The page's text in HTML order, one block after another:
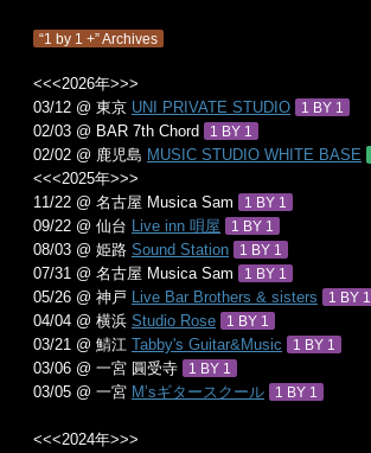
“1 by 1 +” Archives
<<<2026年>>>
03/12 @ 東京 UNI PRIVATE STUDIO 1 BY 1
02/03 @ BAR 7th Chord 1 BY 1
02/02 @ 鹿児島 MUSIC STUDIO WHITE BASE
<<<2025年>>>
11/22 @ 名古屋 Musica Sam
1 BY 1
09/22 @ 仙台 Live inn 唄屋 1 BY 1
08/03 @ 姫路 Sound Station 1 BY 1
07/31 @ 名古屋 Musica Sam 1 BY 1
05/26 @ 神戸 Live Bar Brothers & sisters 1 BY 1
04/04 @ 横浜 Studio Rose 1 BY 1
03/21 @ 鯖江 Tabby's Guitar&Music 1 BY 1
03/06 @ 一宮 圓受寺 1 BY 1
03/05 @ 一宮 M’sギタースクール 1 BY 1
<<<2024年>>>